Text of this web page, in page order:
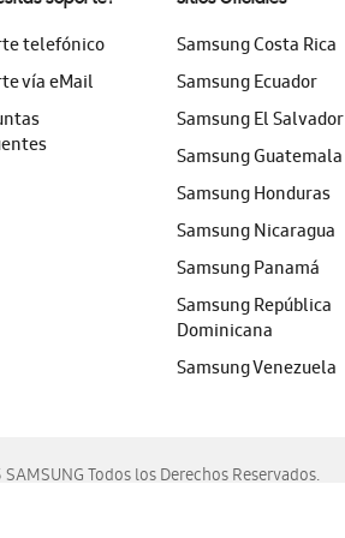
telefónico
vía eMail
Samsung Costa Rica
Samsung Ecuador
Samsung El Salvador
Samsung Guatemala
Samsung Honduras
Samsung Nicaragua
Samsung Panamá
Samsung República
Dominicana
Samsung Venezuela
Todos los Derechos Reservados.